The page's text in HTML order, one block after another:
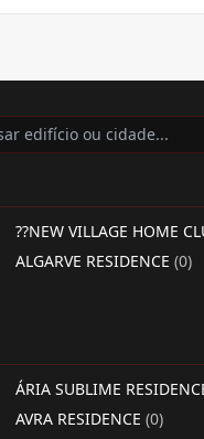
??NEW VILLAGE HOME
ALGARVE RESIDENCE (0)
ÁRIA SUBLIME
AVRA RESIDENCE (0)